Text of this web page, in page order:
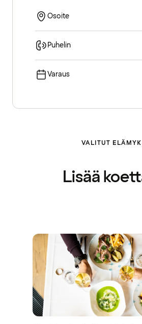
Osoite
Puhelin
Varaus
VALITUT
Lisää